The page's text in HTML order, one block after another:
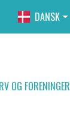
DANSK
OG FORENINGER